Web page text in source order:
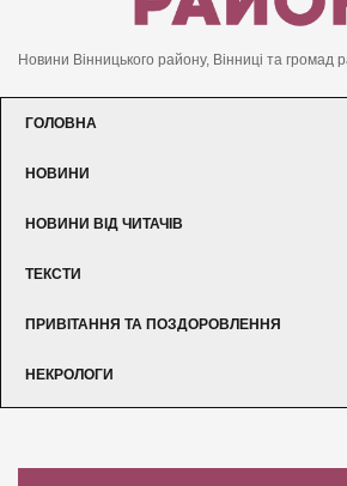
Новини Вінницького району, Вінниці та громад
ГОЛОВНА
НОВИНИ
НОВИНИ ВІД ЧИТАЧІВ
ТЕКСТИ
ПРИВІТАННЯ ТА ПОЗДОРОВЛЕННЯ
НЕКРОЛОГИ